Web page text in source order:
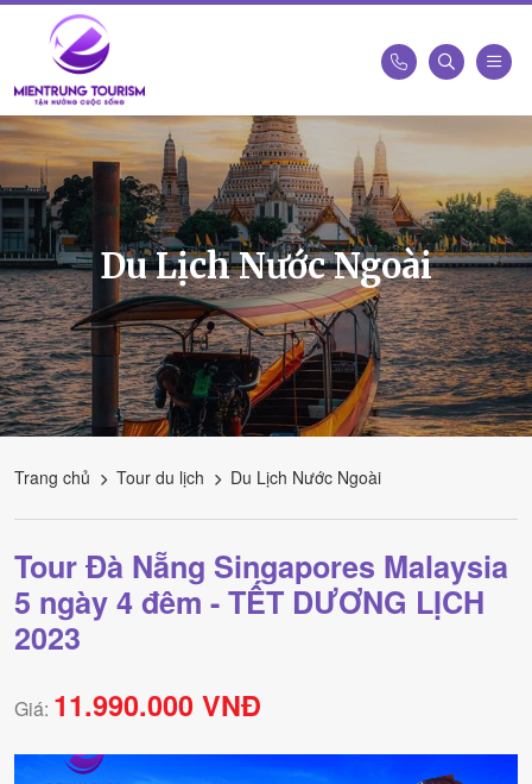
Công
Ty
Lịch
Kết
Nối
Di
Sản
Miền
Trung
-
Miền
Tourism
Du Lịch Nước Ngoài
Trang chủ Tour du lịch Du Lịch Nước Ngoài
Tour Đà Nẵng Singapores Malaysia
5 ngày 4 đêm - TẾT DƯƠNG LỊCH
2023
Giá: 11.990.000 VNĐ